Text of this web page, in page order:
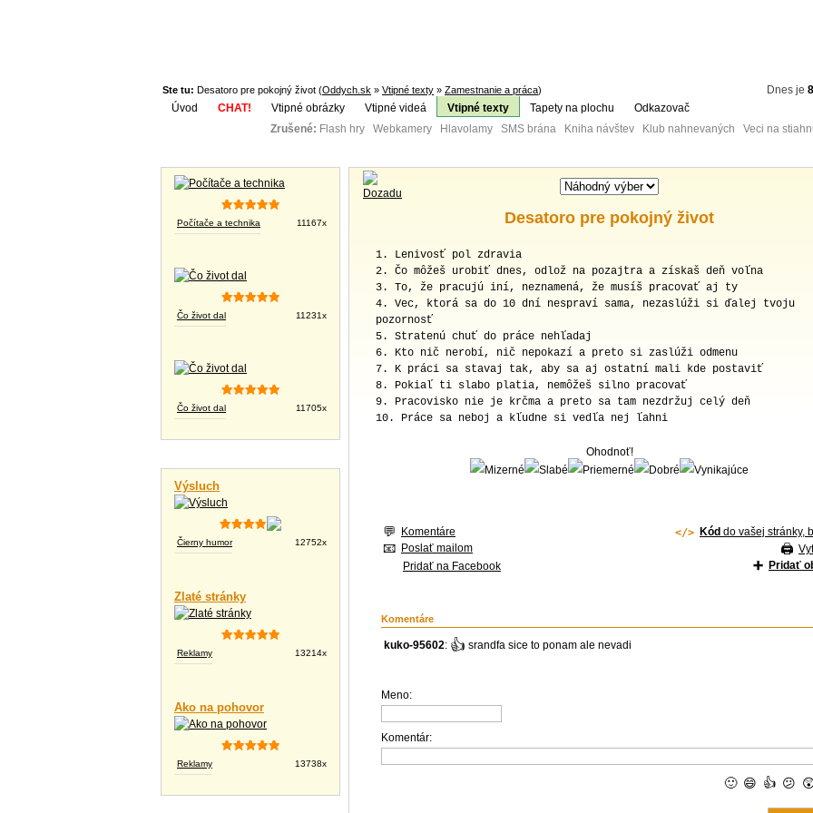
Ste tu: Desatoro pre pokojný život (Oddych.sk » Vtipné texty » Zamestnanie a práca) Dnes je
Úvod
CHAT! Vtipné obrázky Vtipné videá Vtipné texty Tapety na plochu
Odkazovač
Zrušené: Flash hry Webkamery Hlavolamy SMS brána Kniha návštev Klub nahnevaných Veci na
Počítače a technika 11167x
Čo život dal 11231x
Čo život dal 11705x
Výsluch
Čierny humor 12752x
Zlaté stránky
Reklamy 13214x
Ako na pohovor
Reklamy 13738x
Desatoro pre pokojný život
1. Lenivosť pol zdravia
2. Čo môžeš urobiť dnes, odlož na pozajtra a získaš deň voľna
3. To, že pracujú iní, neznamená, že musíš pracovať aj ty
4. Vec, ktorá sa do 10 dní nespraví sama, nezaslúži si ďalej tvoju
pozornosť
5. Stratenú chuť do práce nehľadaj
6. Kto nič nerobí, nič nepokazí a preto si zaslúži odmenu
7. K práci sa stavaj tak, aby sa aj ostatní mali kde postaviť
8. Pokiaľ ti slabo platia, nemôžeš silno pracovať
9. Pracovisko nie je krčma a preto sa tam nezdržuj celý deň
10. Práce sa neboj a kľudne si vedľa nej ľahni
Ohodnoť!
Komentáre
Poslať mailom
Pridať na Facebook
Kód do vašej stránky,
Pridať
Komentáre
kuko-95602: 👍 srandfa sice to ponam ale nevadi
Meno:
Komentár:
🙂 😄 👍 😕